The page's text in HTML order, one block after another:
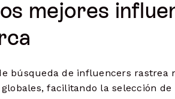
mejores
búsqueda de influencers rastrea
facilitando la selección